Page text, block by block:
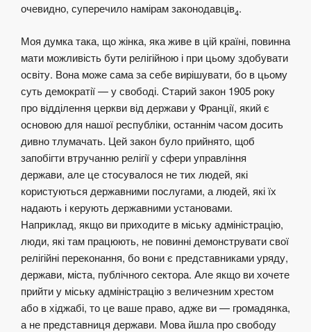
очевидно, суперечило намірам законодавців4.
Моя думка така, що жінка, яка живе в цій країні, повинна
мати можливість бути релігійною і при цьому здобувати
освіту. Вона може сама за себе вирішувати, бо в цьому
суть демократії — у свободі. Старий закон 1905 року
про відділення церкви від держави у Франції, який є
основою для нашої республіки, останнім часом досить
дивно тлумачать. Цей закон було прийнято, щоб
запобігти втручанню релігії у сфери управління
держави, але це стосувалося не тих людей, які
користуються державними послугами, а людей, які їх
надають і керують державними установами.
Наприклад, якщо ви приходите в міську адміністрацію,
люди, які там працюють, не повинні демонструвати свої
релігійні переконання, бо вони є представниками уряду,
держави, міста, публічного сектора. Але якщо ви хочете
прийти у міську адміністрацію з величезним хрестом
або в хіджабі, то це ваше право, адже ви — громадянка,
а не представниця держави. Мова йшла про свободу